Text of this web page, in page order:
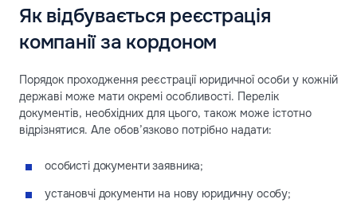
Як відбувається реєстрація
компанії за кордоном
Порядок проходження реєстрації юридичної особи у кожній
державі може мати окремі особливості. Перелік
документів, необхідних для цього, також може істотно
відрізнятися. Але обов’язково потрібно надати:
особисті документи заявника;
установчі документи на нову юридичну особу;